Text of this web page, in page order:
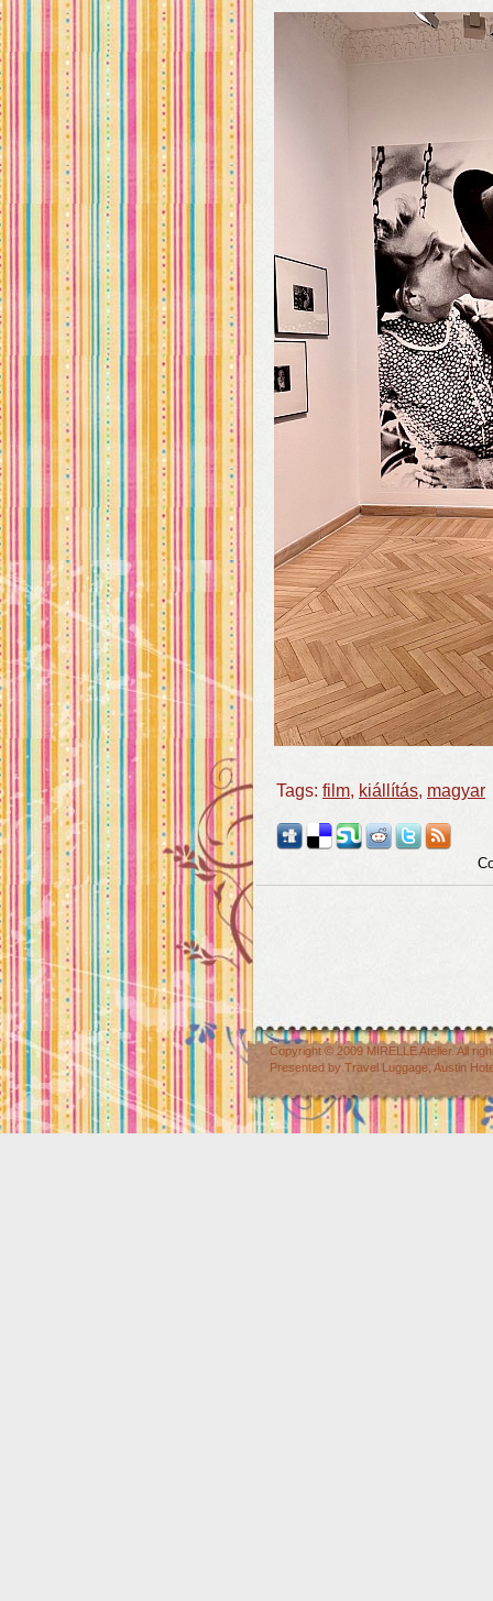
Tags: film, kiállítás, magyar
Copyright © 2009 MIRELLE Atelier. All
Presented by Travel Luggage Austin